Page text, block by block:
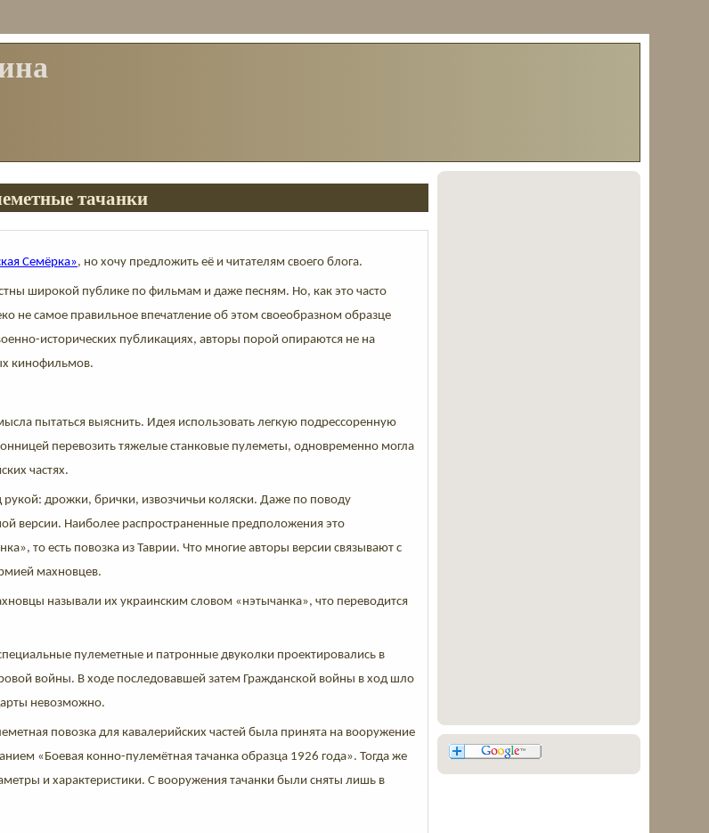
тачанки
Семёрка», но хочу предложить её и читателям своего блога.
широкой публике по фильмам и даже песням. Но, как это часто
не самое правильное впечатление об этом своеобразном образце
исторических публикациях, авторы порой опираются не на
кинофильмов.
пытаться выяснить. Идея использовать легкую подрессоренную
перевозить тяжелые станковые пулеметы, одновременно могла
частях.
рукой: дрожки, брички, извозчичьи коляски. Даже по поводу
версии. Наиболее распространенные предположения это
то есть повозка из Таврии. Что многие авторы версии связывают с
махновцев.
называли их украинским словом «нэтычанка», что переводится
пулеметные и патронные двуколки проектировались в
войны. В ходе последовавшей затем Гражданской войны в ход шло
невозможно.
повозка для кавалерийских частей была принята на вооружение
«Боевая конно-пулемётная тачанка образца 1926 года». Тогда же
и характеристики. С вооружения тачанки были сняты лишь в